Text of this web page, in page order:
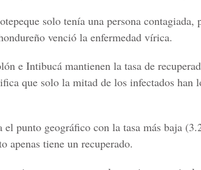
solo tenía una persona contagiada,
venció la enfermedad vírica.
e Intibucá mantienen la tasa de
que solo la mitad de los infectados han
el punto geográfico con la tasa más baja
apenas tiene un recuperado.